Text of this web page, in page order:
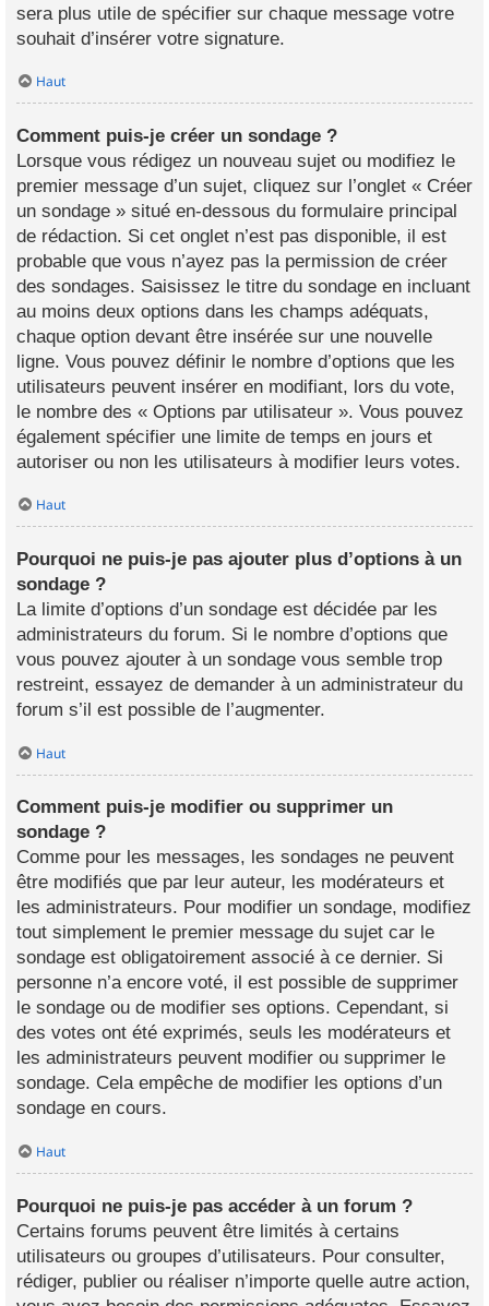
sera plus utile de spécifier sur chaque message votre
souhait d’insérer votre signature.
Haut
Comment puis-je créer un sondage ?
Lorsque vous rédigez un nouveau sujet ou modifiez le
premier message d’un sujet, cliquez sur l’onglet « Créer
un sondage » situé en-dessous du formulaire principal
de rédaction. Si cet onglet n’est pas disponible, il est
probable que vous n’ayez pas la permission de créer
des sondages. Saisissez le titre du sondage en incluant
au moins deux options dans les champs adéquats,
chaque option devant être insérée sur une nouvelle
ligne. Vous pouvez définir le nombre d’options que les
utilisateurs peuvent insérer en modifiant, lors du vote,
le nombre des « Options par utilisateur ». Vous pouvez
également spécifier une limite de temps en jours et
autoriser ou non les utilisateurs à modifier leurs votes.
Haut
Pourquoi ne puis-je pas ajouter plus d’options à un
sondage ?
La limite d’options d’un sondage est décidée par les
administrateurs du forum. Si le nombre d’options que
vous pouvez ajouter à un sondage vous semble trop
restreint, essayez de demander à un administrateur du
forum s’il est possible de l’augmenter.
Haut
Comment puis-je modifier ou supprimer un
sondage ?
Comme pour les messages, les sondages ne peuvent
être modifiés que par leur auteur, les modérateurs et
les administrateurs. Pour modifier un sondage, modifiez
tout simplement le premier message du sujet car le
sondage est obligatoirement associé à ce dernier. Si
personne n’a encore voté, il est possible de supprimer
le sondage ou de modifier ses options. Cependant, si
des votes ont été exprimés, seuls les modérateurs et
les administrateurs peuvent modifier ou supprimer le
sondage. Cela empêche de modifier les options d’un
sondage en cours.
Haut
Pourquoi ne puis-je pas accéder à un forum ?
Certains forums peuvent être limités à certains
utilisateurs ou groupes d’utilisateurs. Pour consulter,
rédiger, publier ou réaliser n’importe quelle autre action,